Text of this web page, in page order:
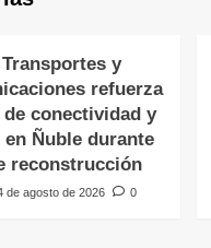
y
refuerza
conectividad y
Ñuble durante
reconstrucción
de agosto de 2026 0